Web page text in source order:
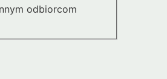
odbiorcom